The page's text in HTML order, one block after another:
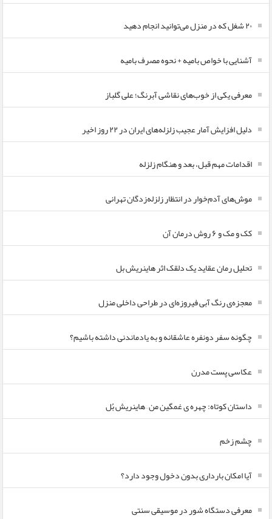
۲۰ شغل که در منزل می‌توانید انجام دهید
آشنایی با خواص بامیه + نحوه مصرف بامیه
معرفی یکی از خوب‌های نقاشی آبرنگ؛ علی گلباز
دلیل افزایش آمار عجیب زلزله‌های ایران در ۲۲ روز اخیر
اقدامات مهم قبل، بعد و هنگام زلزله
موش‌های آدم‌خوار در انتظار زلزله‌زدگان تهرانی
کک و مک و ۶ روش درمان آن
تحلیل رمان عقاید یک دلقک اثر هاینریش بل
معجزه‌ی رنگ آبی فیروزه‌ای در طراحی داخلی منزل
چگونه سفر دونفره عاشقانه و به یادماندنی داشته باشیم؟
عکاسی پست مدرن
داستان کوتاه: چهره ی غمگین من – هاینریش بُل
چشم زخم
آیا امکان بارداری بدون دخول وجود دارد؟
معرفی دستگاه شور در موسیقی سنتی